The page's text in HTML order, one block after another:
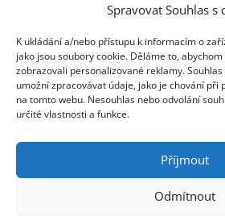
Spravovat Souhlas s
K ukládání a/nebo přístupu k informacím o
jako jsou soubory cookie. Děláme to,
zobrazovali personalizované reklamy.
umožní zpracovávat údaje, jako je chování při
na tomto webu. Nesouhlas nebo odvolání
určité vlastnosti a funkce.
Příjmout
Odmítnout
distributorem s přidanou hodnotou
IT bezpečnosti, ochrany dat a business
České republice, na Slovensku a v